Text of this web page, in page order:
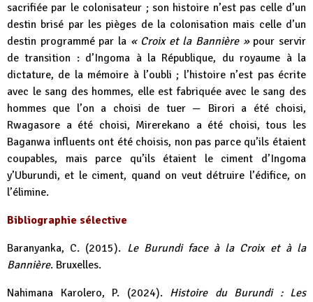
sacrifiée par le colonisateur ; son histoire n’est pas celle d’un
destin brisé par les pièges de la colonisation mais celle d’un
destin programmé par la « Croix et la Bannière »pour servir
de transition : d’Ingoma à la République, du royaume à la
dictature, de la mémoire à l’oubli ; l’histoire n’est pas écrite
avec le sang des hommes, elle est fabriquée avec le sang des
hommes que l’on a choisi de tuer — Birori a été choisi,
Rwagasore a été choisi, Mirerekano a été choisi, tous les
Baganwa influents ont été choisis, non pas parce qu’ils étaient
coupables, mais parce qu’ils étaient le ciment d’Ingoma
y’Uburundi, et le ciment, quand on veut détruire l’édifice, on
l’élimine.
Bibliographie sélective
Baranyanka, C. (2015). Le Burundi face à la Croix et à la
Bannière. Bruxelles.
Nahimana Karolero, P. (2024). Histoire du Burundi : Les